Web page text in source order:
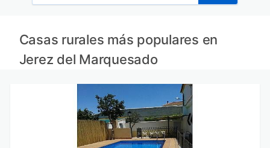
Casas rurales más populares en
Jerez del Marquesado